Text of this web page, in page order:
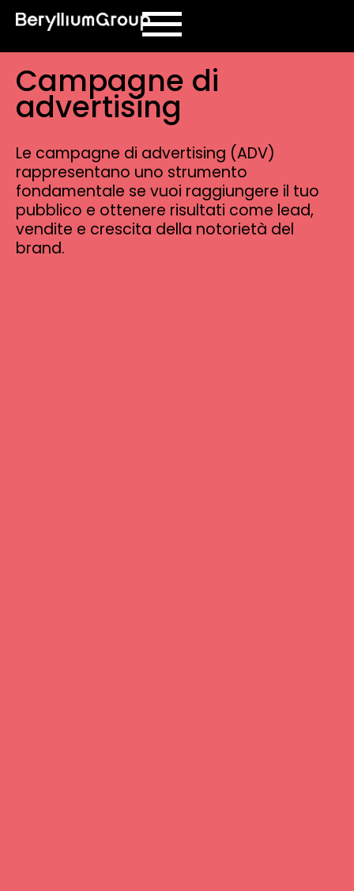
contenuto
Campagne di
advertising
Le campagne di advertising (ADV)
rappresentano uno strumento
fondamentale se vuoi raggiungere il tuo
pubblico e ottenere risultati come lead,
vendite e crescita della notorietà del
brand.